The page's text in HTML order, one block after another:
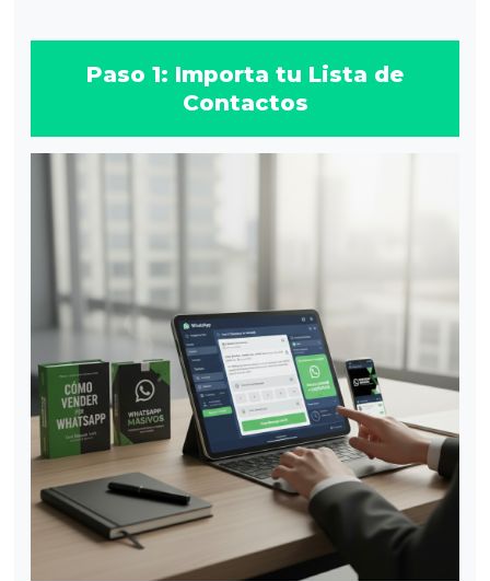
Paso 1: Importa tu Lista de
Contactos